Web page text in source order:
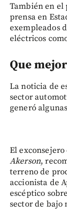
También en el
prensa en
exempleados
eléctricos
Que
La noticia de
sector
generó
El
Akerson,
terreno de
accionista de
escéptico
sector de bajo